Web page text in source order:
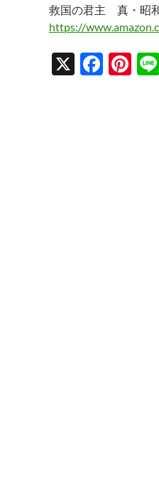
救国の君主 真・昭
https://
X
F
Pi